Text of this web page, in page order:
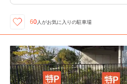
60 人がお気に入りの駐車場